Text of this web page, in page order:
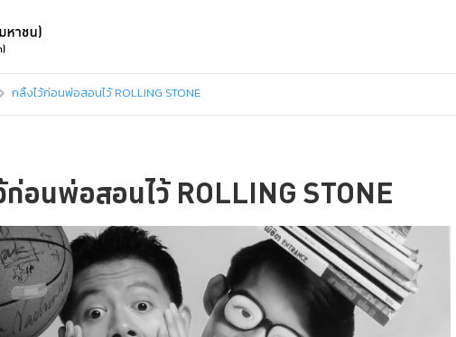
กลิ้งไว้ก่อนพ่อสอนไว้ ROLLING STONE
ก่อนพ่อสอนไว้ ROLLING STONE